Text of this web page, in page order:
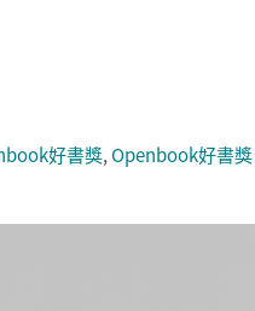
好書獎,Openbook好書獎